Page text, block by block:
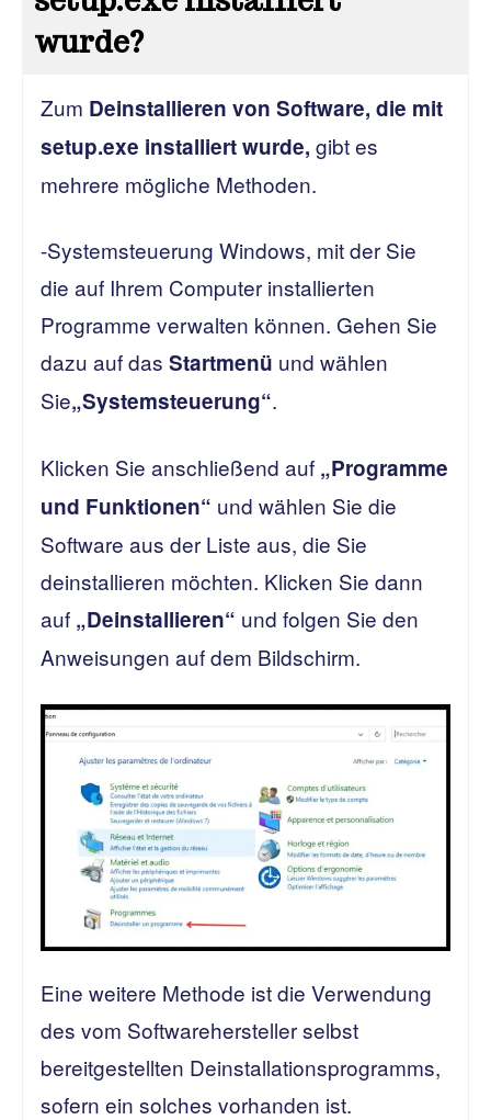
wurde?
Zum Deinstallieren von Software, die mit
setup.exe installiert wurde, gibt es
mehrere mögliche Methoden.
-Systemsteuerung Windows, mit der Sie
die auf Ihrem Computer installierten
Programme verwalten können. Gehen Sie
dazu auf dasStartmenü und wählen
Sie„Systemsteuerung“.
Klicken Sie anschließend auf „Programme
und Funktionen“ und wählen Sie die
Software aus der Liste aus, die Sie
deinstallieren möchten. Klicken Sie dann
auf „Deinstallieren“ und folgen Sie den
Anweisungen auf dem Bildschirm.
Eine weitere Methode ist die Verwendung
des vom Softwarehersteller selbst
bereitgestellten Deinstallationsprogramms,
sofern ein solches vorhanden ist.